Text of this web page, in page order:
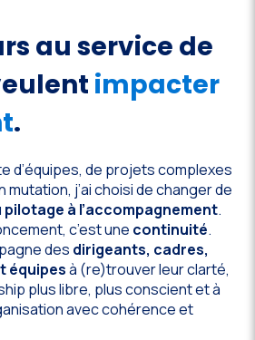
au service de
impacter
.
d’équipes, de projets complexes
mutation, j’ai choisi de changer de
pilotage à l’accompagnement.
c’est une continuité.
des dirigeants, cadres,
équipesà (re)trouver leur clarté,
plus libre, plus conscient et à
avec cohérence et